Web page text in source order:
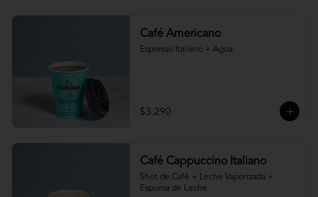
Café Americano
Espresso Italiano + Agua
$3.290
Café Cappuccino Italiano
Shot de Café + Leche Vaporizada +
Espuma de Leche